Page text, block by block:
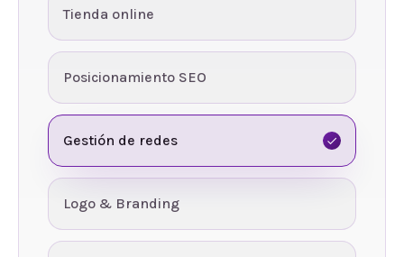
Tienda online
Posicionamiento SEO
Gestión de redes
Logo & Branding